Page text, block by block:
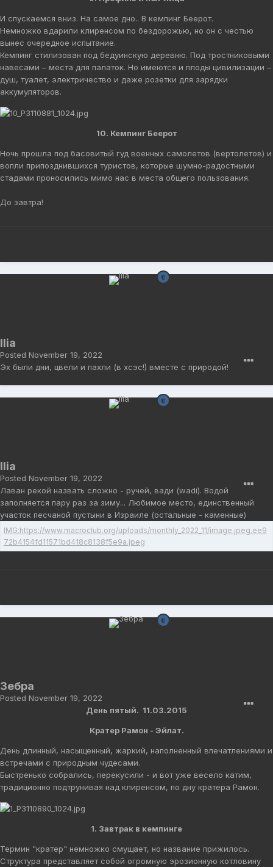
И спускаемся вниз. На самое дно.. В кемпинг Беерот.
Немножко вдарили клиренсом по бездорожью, но он с честью
вынес очередное испытание.
Кемпинг стилизован под бедуинскую деревню. Под тростниковыми
навесами – места для палаток. Но имеются и плоды цивилизации –
душ, туалет, электричество и даже розетки для зарядки
аккумуляторов.
10. Кемпинг Беерот
Ночь прошла под басовитый гуд военных самолетов (вертолетов) и
вопли припозднившихся туристов, которые шумно-радостными
стадами проносились мимо нас в места общего пользования.
До завтра!
Ilia
Posted November 19, 2022
Эх были дни, цвели и пахли (в хсэс!) вместе с природой!
Ilia
Posted November 19, 2022
Лаван рекой назвать сложно - ручей, вади (wadi). Водой
заполняется пару раз за зиму... Любимое место, единственный
участок песчаной пустыни в Израиле (остальные - каменные)
Зебра
Posted November 19, 2022
День пятый. 11.03.2015
Кратер Рамон - Эйлат.
День длинный, насыщенный, жаркий, наполненный впечатлениями и
встречами с природным чудесами.
Быстренько собрались, перекусили - и вот уже весело катим,
традиционно подтрунивая над клиренсом, по дну кратера Рамон.
1. Завтрак в кемпинге
Термин "кратер" немножко смущает, но название прижилось.
Структура представляет собой огромную эрозионную котловину